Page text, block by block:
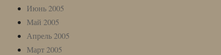
Июнь 2005
Май 2005
Апрель 2005
Март 2005